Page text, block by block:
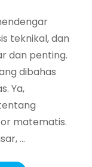
teknikal, dan
dan penting.
dibahas
Ya,
matematis.
…